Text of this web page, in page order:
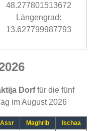
48.277801513672
Längengrad:
13.627799987793
Dorffür die fünf
im August 2026
Assr Maghrib
Ischaa